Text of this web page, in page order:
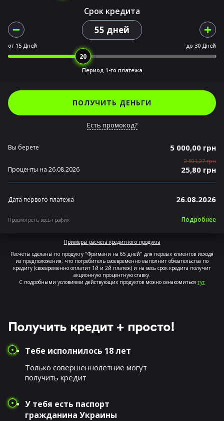
Срок кредита
55 дней
от 15 Дней до 30 Дней
Период 1-го платежа
ПОЛУЧИТЬ ДЕНЬГИ
Есть промокод?
Вы берете 5 000,00 грн
2 591,27 грн
Проценты на 26.08.2026 25,80 грн
Дата первого платежа 26.08.2026
Просмотреть весь график Подробнее
Примеры расчета кредитного продукта
Расчеты сделаны по продукту "Фримани на 65 дней" для первых клиентов исходя
из предположения, что потребитель своевременно выполнит обязательства по
кредиту (своевременно оплатит 1й и 2й платеж) и на весь срок кредита получит
акционную процентную ставку.
С подробными условиями действующих продуктов можно ознакомиться тут
Получить кредит + просто!
Тебе исполнилось 18 лет
Только совершеннолетние могут
получить кредит
У тебя есть паспорт
гражданина Украины